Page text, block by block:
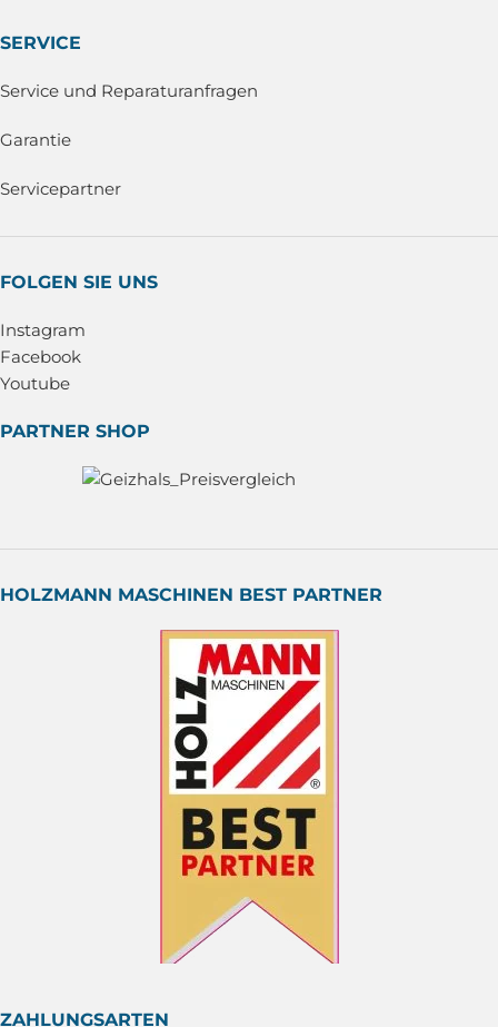
SERVICE
Service und Reparaturanfragen
Garantie
Servicepartner
FOLGEN SIE UNS
Instagram
Facebook
Youtube
PARTNER SHOP
HOLZMANN MASCHINEN BEST PARTNER
ZAHLUNGSARTEN